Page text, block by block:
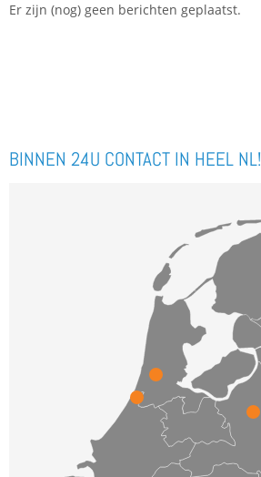
CONTACT
Er zijn (nog) geen berichten geplaatst.
BINNEN 24U CONTACT IN HEEL NL!